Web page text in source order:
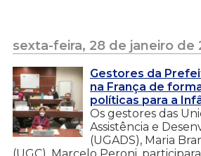
sexta-feira, 28 de janeiro de
Gestores da
na França de
políticas para a
Os gestores das
Assistência e
(UGADS), Maria
(UGC), Marcelo Peroni,